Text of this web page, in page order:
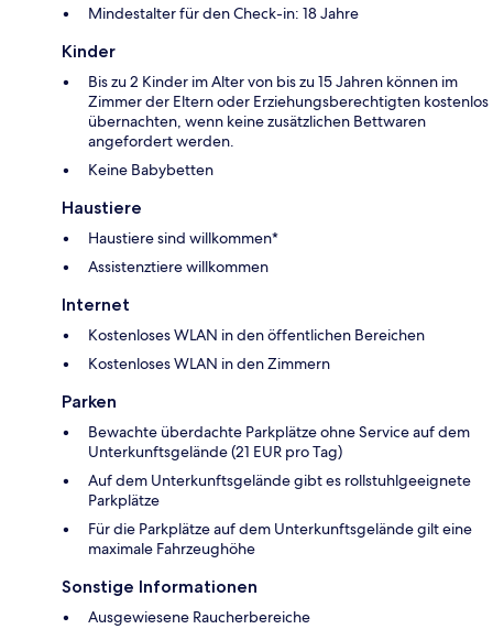
Mindestalter für den Check-in: 18 Jahre
Kinder
Bis zu 2 Kinder im Alter von bis zu 15 Jahren können im
Zimmer der Eltern oder Erziehungsberechtigten kostenlos
übernachten, wenn keine zusätzlichen Bettwaren
angefordert werden.
Keine Babybetten
Haustiere
Haustiere sind willkommen*
Assistenztiere willkommen
Internet
Kostenloses WLAN in den öffentlichen Bereichen
Kostenloses WLAN in den Zimmern
Parken
Bewachte überdachte Parkplätze ohne Service auf dem
Unterkunftsgelände (21 EUR pro Tag)
Auf dem Unterkunftsgelände gibt es rollstuhlgeeignete
Parkplätze
Für die Parkplätze auf dem Unterkunftsgelände gilt eine
maximale Fahrzeughöhe
Sonstige Informationen
Ausgewiesene Raucherbereiche